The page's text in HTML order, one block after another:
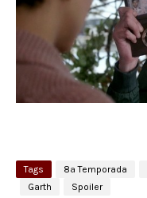
Tags 8ª Temporada
Garth
Spoiler